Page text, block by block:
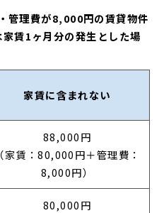
理費が8,000円の賃貸物件
家賃1ヶ月分の発生とした場
家賃に含まれない
88,000円
（家賃：80,000円＋管理費：
8,000円）
80,000円